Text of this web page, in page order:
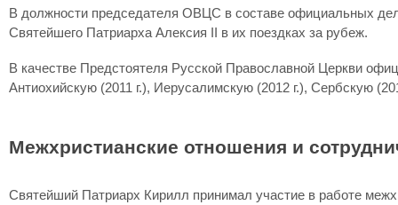
В должности председателя ОВЦС в составе официальных
Святейшего Патриарха Алексия II в их поездках за рубеж.
В качестве Предстоятеля Русской Православной Церкви
Антиохийскую (2011 г.), Иерусалимскую (2012 г.), Сербскую
Межхристианские отношения и
Святейший Патриарх Кирилл принимал участие в работе